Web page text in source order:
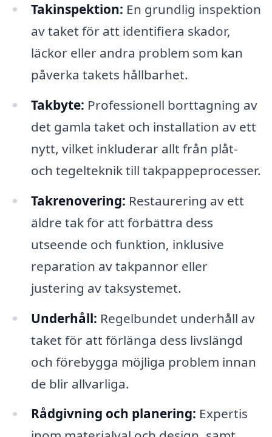
Takinspektion: En grundlig inspektion
av taket för att identifiera skador,
läckor eller andra problem som kan
påverka takets hållbarhet.
Takbyte: Professionell borttagning av
det gamla taket och installation av ett
nytt, vilket inkluderar allt från plåt-
och tegelteknik till takpappeprocesser.
Takrenovering: Restaurering av ett
äldre tak för att förbättra dess
utseende och funktion, inklusive
reparation av takpannor eller
justering av taksystemet.
Underhåll: Regelbundet underhåll av
taket för att förlänga dess livslängd
och förebygga möjliga problem innan
de blir allvarliga.
Rådgivning och planering: Expertis